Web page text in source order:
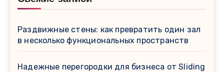
Раздвижные стены: как превратить один зал
в несколько функциональных пространств
Надежные перегородки для бизнеса от Sliding